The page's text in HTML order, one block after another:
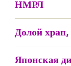
НМРЛ
Долой храп,
Японская